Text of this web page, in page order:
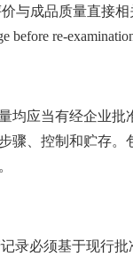
与成品质量直接
before re-
均应当有经企业
骤、控制和贮存
录必须基于现行